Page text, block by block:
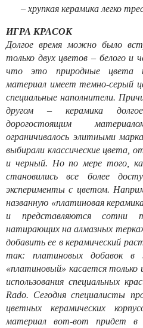
– хрупкая керамика легко
ИГРА КРАСОК
Долгое время можно было
только двух цветов – белого и
что это природные цвета
материал имеет темно-серый
специальные наполнители.
другом – керамика
дорогостоящим
ограничивалось элитными
выбирали классические цвета,
и черный. Но по мере того,
становились все более
эксперименты с цветом.
названную «платиновая
и представляются сотни
натирающих на алмазных
добавить ее в керамический
так: платиновых добавок
«платиновый» касается только
использования специальных
Rado. Сегодня специалисты
цветных керамических
материал вот-вот придет в